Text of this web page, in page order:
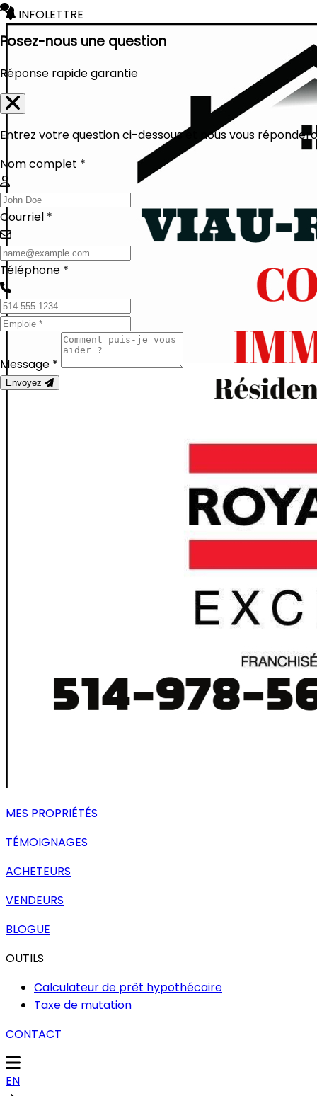
INFOLETTRE
MES PROPRIÉTÉS
TÉMOIGNAGES
ACHETEURS
VENDEURS
BLOGUE
OUTILS
Calculateur de prêt hypothécaire
Taxe de mutation
CONTACT
EN
Posez-nous une question
Réponse rapide garantie
Entrez votre question ci-dessous et nous vous
Nom complet *
Courriel *
Téléphone *
Message *
Envoyez